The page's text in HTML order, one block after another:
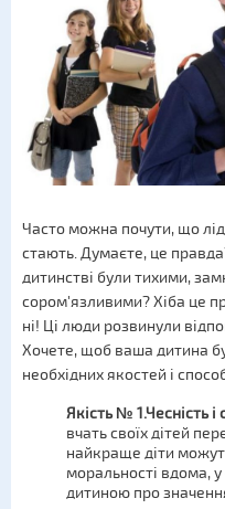
Часто можна почути, що
стають. Думаєте, це
дитинстві були тихими,
сором'язливими? Хіба це
ні! Ці люди розвинули
Хочете, щоб ваша дитина
необхідних якостей і
Якість № 1.Чесність і
вчать своїх дітей
найкраще діти
моральності вдома,
дитиною про